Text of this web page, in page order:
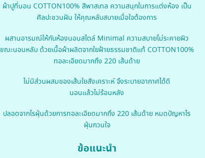
ผ้าปูที่นอน COTTON100% สีพาสเทล ความสนุกในการแต่งห้อง เป็น
ศิลปะชวนฝัน ให้คุณหลับสบายเมื่อใจต้องการ
ผสานอารมณ์ให้กับห้องนอนสไตล์ Minimal ความสบายไม่ระคายผิว
ขณะนอนหลับ ด้วยเนื้อผ้าผลิตจากใยฝ้ายธรรมชาติแท้ COTTON100%
ทอละเอียดมากถึง 220 เส้นด้าย
ไม่มีส่วนผสมของเส้นใยสังเคราะห์ จึงระบายอากาศได้ดี
นอนแล้วไม่ร้อนหลัง
ปลอดจากไรฝุ่นด้วยการทอละเอียดมากถึง 220 เส้นด้าย หมดปัญหาไร
ฝุ่นกวนใจ
ข้อแนะนำ